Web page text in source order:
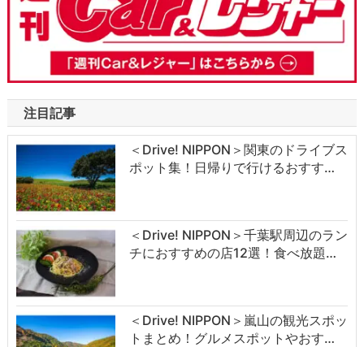
注目記事
＜Drive! NIPPON＞関東のドライブス
ポット集！日帰りで行けるおすす…
＜Drive! NIPPON＞千葉駅周辺のラン
チにおすすめの店12選！食べ放題…
＜Drive! NIPPON＞嵐山の観光スポッ
トまとめ！グルメスポットやおす…